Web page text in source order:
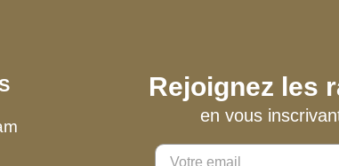
Rejoignez les
en vous